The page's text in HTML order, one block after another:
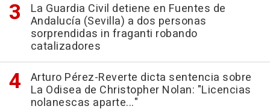
La Guardia Civil detiene en Fuentes de
Andalucía (Sevilla) a dos personas
sorprendidas in fraganti robando
catalizadores
Arturo Pérez-Reverte dicta sentencia sobre
La Odisea de Christopher Nolan: "Licencias
nolanescas aparte..."